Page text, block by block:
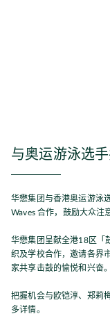
与奥运游泳选
华懋集团与香港奥运游泳
Waves 合作，鼓励大众注
华懋集团呈献全港18区「
织及学校合作，邀请各界
家共享击鼓的愉悦和兴奋。
把握机会与欧铠淳、郑莉
多详情。